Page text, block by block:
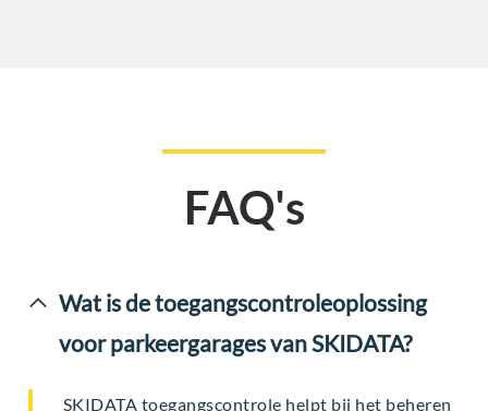
FAQ's
Wat is de toegangscontroleoplossing
voor parkeergarages van SKIDATA?
SKIDATA toegangscontrole helpt bij het beheren